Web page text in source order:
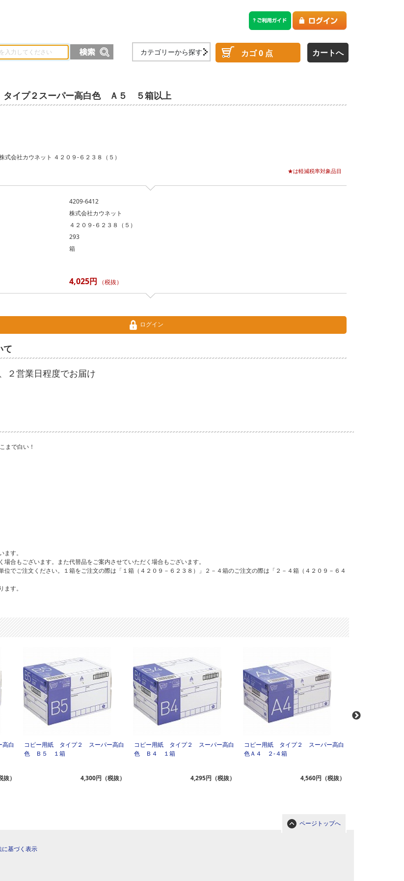
カテゴリーから探す カゴ0 点 カートへ
イプ２スーパー高白色 Ａ５ ５箱以上
式会社カウネット ４２０９‐６２３８（５）
★は軽減税率対象品目
4209-6412
株式会社カウネット
４２０９‐６２３８（５）
293
箱
4,025円 （税抜）
ログイン
て
２営業日程度でお届け
まで白い！
す。
合もございます。また代替品をご案内させていただく場合もございます。
でご注文ください。１箱をご注文の際は「１箱（４２０９－６２３８）」２－４箱のご注文の際は「２－４箱（４２０９－６４
す。
白
）
コピー用紙 タイプ２ スーパー高白
色 Ｂ５ １箱
4,300円（税抜）
コピー用紙 タイプ２ スーパー高白
色 Ｂ４ １箱
4,295円（税抜）
コピー用紙 タイプ２ スーパー高白
色Ａ４ ２‐４箱
4,560円（税抜）
ページトップへ
基づく表示